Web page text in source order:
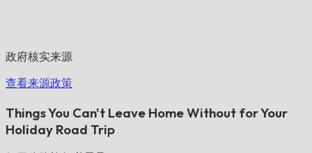
政府核实来源
查看来源政策
Things You Can't Leave Home Without for Your
Holiday Road Trip